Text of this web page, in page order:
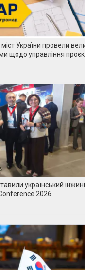
міст України провели
щодо управління
український
2026